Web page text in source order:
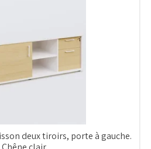
deux tiroirs, porte à gauche.